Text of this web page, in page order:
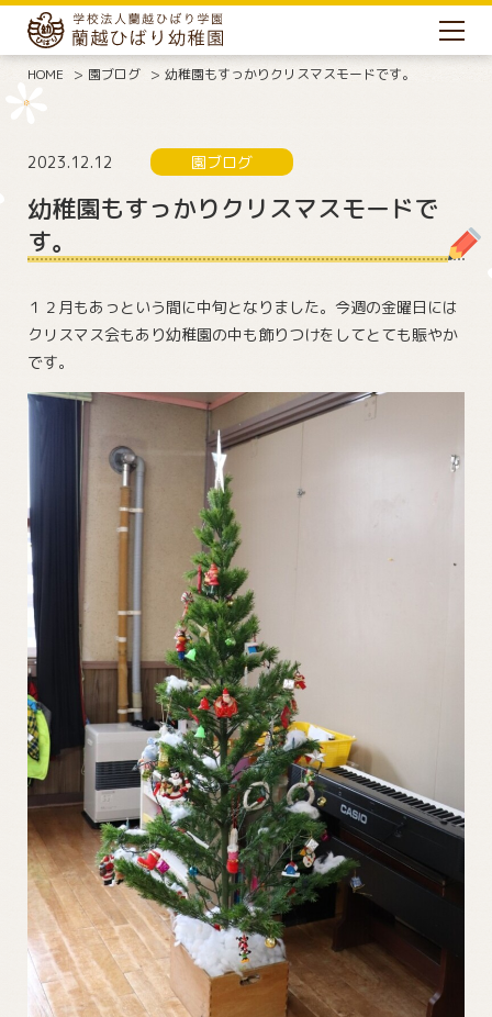
HOME 園ブログ 幼稚園もすっかりクリスマスモードです。
2023.12.12 園ブログ
幼稚園もすっかりクリスマスモードで
す。
１２月もあっという間に中旬となりました。今週の金曜日には
クリスマス会もあり幼稚園の中も飾りつけをしてとても賑やか
です。